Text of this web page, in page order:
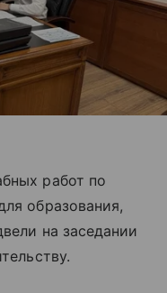
работ по
образования,
на заседании